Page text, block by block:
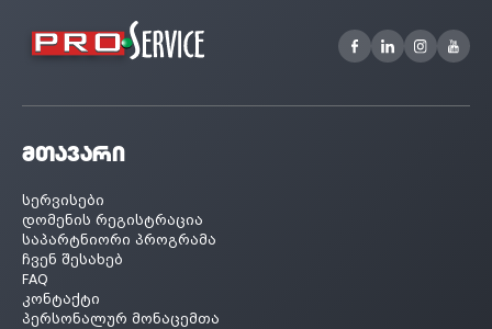
მთავარი
სერვისები
დომენის რეგისტრაცია
საპარტნიორი პროგრამა
ჩვენ შესახებ
FAQ
კონტაქტი
პერსონალურ მონაცემთა